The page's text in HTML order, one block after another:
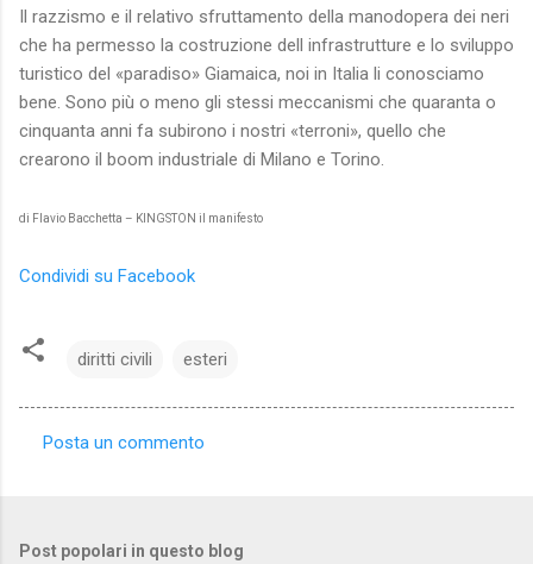
Il razzismo e il relativo sfruttamento della manodopera dei neri
che ha permesso la costruzione dell infrastrutture e lo sviluppo
turistico del «paradiso» Giamaica, noi in Italia li conosciamo
bene. Sono più o meno gli stessi meccanismi che quaranta o
cinquanta anni fa subirono i nostri «terroni», quello che
crearono il boom industriale di Milano e Torino.
di Flavio Bacchetta – KINGSTON il manifesto
Condividi su Facebook
diritti civili esteri
Posta un commento
Post popolari in questo blog